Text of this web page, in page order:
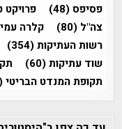
פסיפס(48) פרויקט
צה"ל (80) קלרה
רשות העתיקות(354)
שוד עתיקות(60)
תקופת המנדט הבריטי